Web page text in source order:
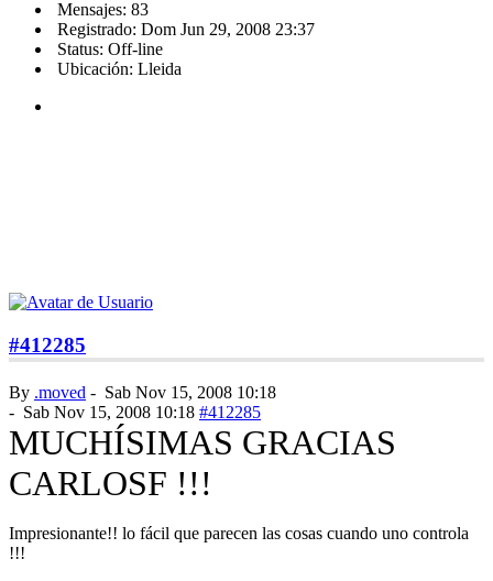
Mensajes: 83
Registrado: Dom Jun 29, 2008 23:37
Status: Off-line
Ubicación: Lleida
#412285
By .moved - Sab Nov 15, 2008 10:18
- Sab Nov 15, 2008 10:18 #412285
MUCHÍSIMAS GRACIAS
CARLOSF !!!
Impresionante!! lo fácil que parecen las cosas cuando uno controla
!!!